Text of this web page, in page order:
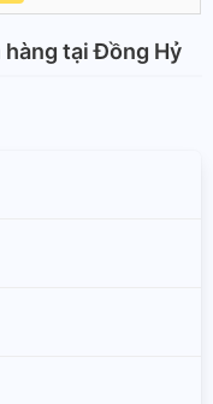
hàng tại Đồng Hỷ